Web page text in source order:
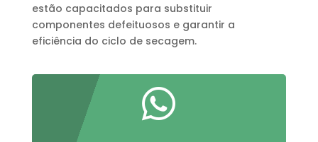
estão capacitados para substituir
componentes defeituosos e garantir a
eficiência do ciclo de secagem.
